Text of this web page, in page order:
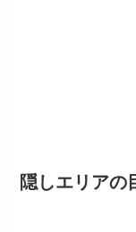
隠しエリアの